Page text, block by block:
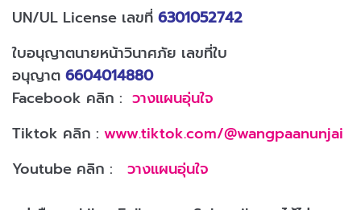
UN/UL License เลขที่ 6301052742
ใบอนุญาตนายหน้าวินาศภัย เลขที่ใบ
อนุญาต 6604014880
Facebook คลิก : วางแผนอุ่นใจ
Tiktok คลิก : www.tiktok.com/@wangpaanunjai
Youtube คลิก : วางแผนอุ่นใจ